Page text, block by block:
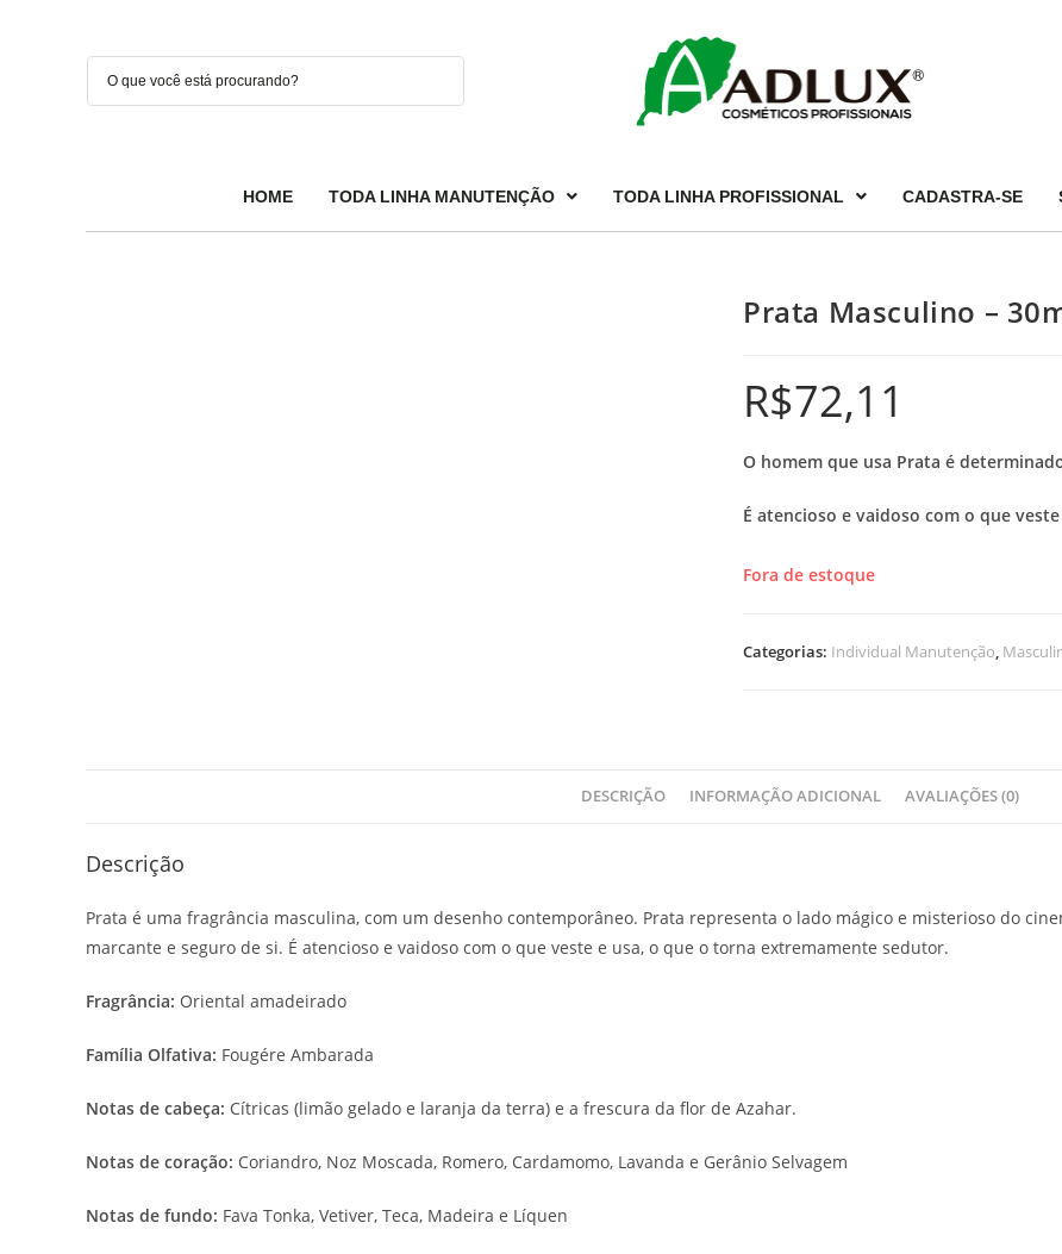
HOME TODA LINHA MANUTENÇÃO TODA LINHA PROFISSIONAL CADASTRA-SE
Prata Masculino –
R$72,11
O homem que usa Prata é
É atencioso e vaidoso com o que
Fora de estoque
Categorias: Individual Manutenção
DESCRIÇÃO INFORMAÇÃO ADICIONAL AVALIAÇÕES (0)
Descrição
Prata é uma fragrância masculina, com um desenho contemporâneo. Prata representa o lado mágico e misterioso do
marcante e seguro de si. É atencioso e vaidoso com o que veste e usa, o que o torna extremamente sedutor.
Fragrância: Oriental amadeirado
Família Olfativa: Fougére Ambarada
Notas de cabeça: Cítricas (limão gelado e laranja da terra) e a frescura da flor de Azahar.
Notas de coração: Coriandro, Noz Moscada, Romero, Cardamomo, Lavanda e Gerânio Selvagem
Notas de fundo: Fava Tonka, Vetiver, Teca, Madeira e Líquen